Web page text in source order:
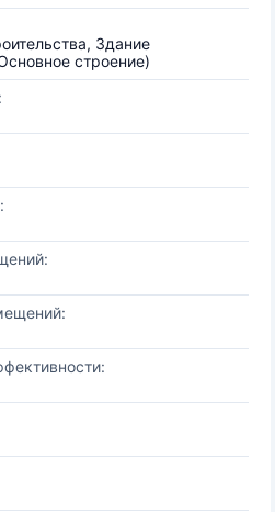
Здание
строение)